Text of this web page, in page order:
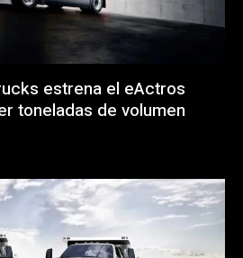
estrena el eActros
toneladas de volumen